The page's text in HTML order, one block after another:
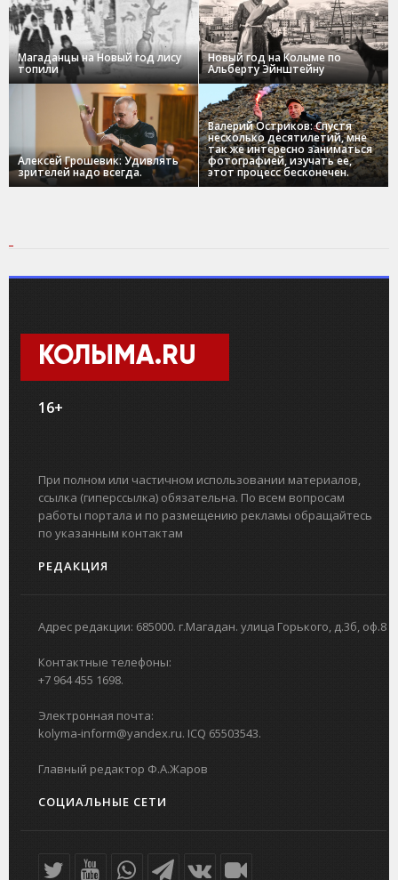
Магаданцы на Новый год лису
топили
Новый год на Колыме по
Альберту Эйнштейну
Алексей Грошевик: Удивлять
зрителей надо всегда.
Валерий Остриков: Спустя
несколько десятилетий, мне
так же интересно заниматься
фотографией, изучать ее,
этот процесс бесконечен.
КОЛЫМА.RU
16+
При полном или частичном использовании материалов,
ссылка (гиперссылка) обязательна. По всем вопросам
работы портала и по размещению рекламы обращайтесь
по указанным контактам
РЕДАКЦИЯ
Адрес редакции: 685000. г.Магадан. улица Горького, д.3б, оф.8
Контактные телефоны:
+7 964 455 1698.
Электронная почта:
kolyma-inform@yandex.ru. ICQ 65503543.
Главный редактор Ф.А.Жаров
СОЦИАЛЬНЫЕ СЕТИ